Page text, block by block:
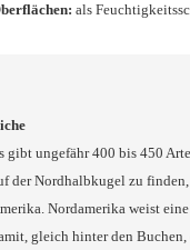
als
gibt ungefähr 400 bis 450
der Nordhalbkugel zu
Nordamerika weist
gleich hinter den